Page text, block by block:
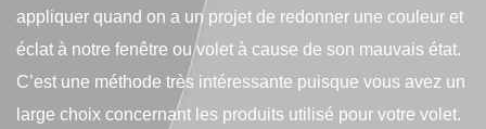
appliquer quand on a un projet de redonner une couleur et
éclat à notre fenêtre ou volet à cause de son mauvais état.
C’est une méthode très intéressante puisque vous avez un
large choix concernant les produits utilisé pour votre volet.